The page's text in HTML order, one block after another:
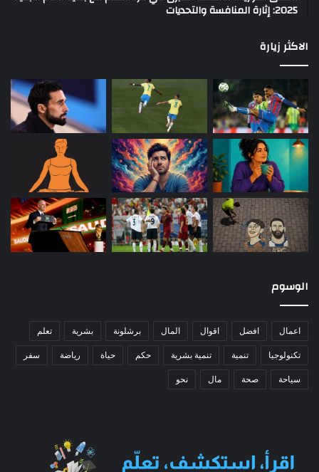
2025: إثارة المنافسة والتحديات
الاكثر زيارة
الوسوم
اعمال افضل اقوال المال برشلونة بشرية تعلم
تكنولوجيا تنمية تنمية بشرية حكم حياة رياضة سفر
سياحة صحة مال نحو